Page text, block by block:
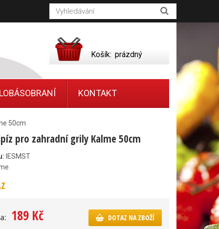
50cm
pro zahradní grily Kalme 50cm
IESMST
189 Kč DOTAZ NA ZBOŽÍ
Košík: prázdný
KONTAKT